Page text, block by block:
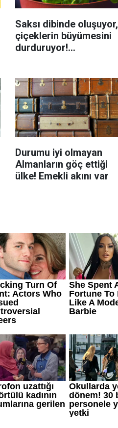
Saksı dibinde oluşuyor,
çiçeklerin büyümesini
durduruyor!
Durumu iyi olmayan
Almanların göç ettiği
ülke! Emekli akını var